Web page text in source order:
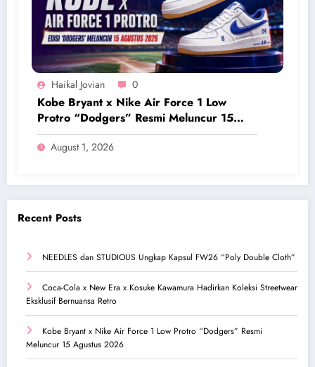
Haikal Jovian 0
Kobe Bryant x Nike Air Force 1 Low
Protro “Dodgers” Resmi Meluncur 15
Agustus 2026
August 1, 2026
Recent Posts
NEEDLES dan STUDIOUS Ungkap Kapsul FW26 “Poly Double Cloth”
Coca-Cola x New Era x Kosuke Kawamura Hadirkan Koleksi Streetwear
Eksklusif Bernuansa Retro
Kobe Bryant x Nike Air Force 1 Low Protro “Dodgers” Resmi
Meluncur 15 Agustus 2026